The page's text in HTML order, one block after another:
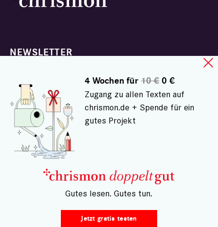
NEWSLETTER
WEBINAR
ZUM WOCHENENDE
KOLUMNEN ABONNIEREN
DIGITALABO DOPPELTGUT
CHRISMON PLUS MAGAZIN
4 Wochen für10 €0 €
Zugang zu allen Texten auf
chrismon.de + Spende für ein
gutes Projekt
– Gutes lesen. Gutes tun.
Jetzt gratis testen